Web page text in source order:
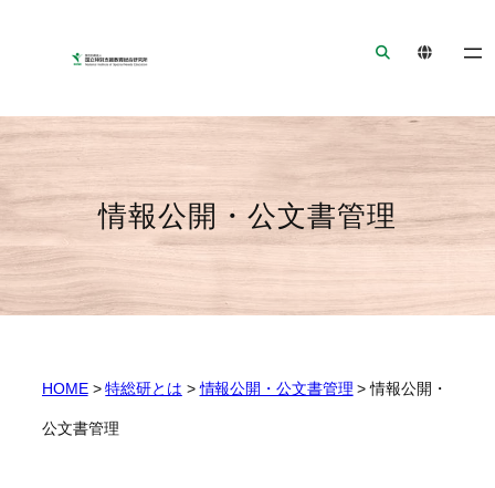
シ
ジ
ャ
ン
へ
ジ
へ
プ
情報公開・公文書管理
HOME>特総研とは >情報公開・公文書管理 >情報公開・
公文書管理